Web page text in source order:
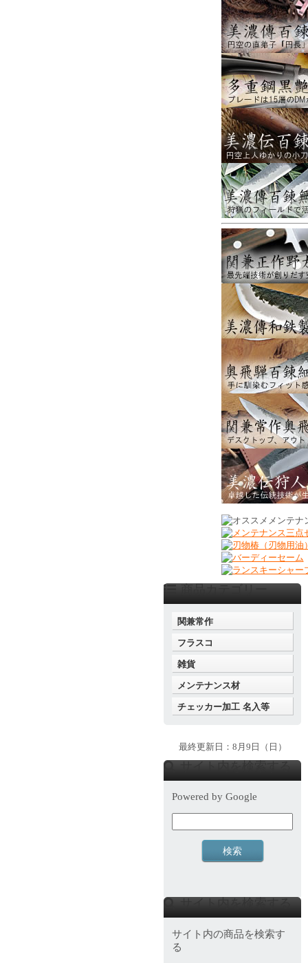
関兼常作
フラスコ
雑貨
メンテナンス材
チェッカー加工 名入等
最終更新日：8月9日（日）
Powered by Google
サイト内の商品を検索す
る